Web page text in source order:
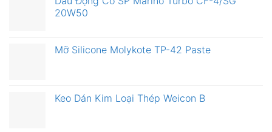
20W50
Mỡ Silicone Molykote TP-42 Paste
Keo Dán Kim Loại Thép Weicon B